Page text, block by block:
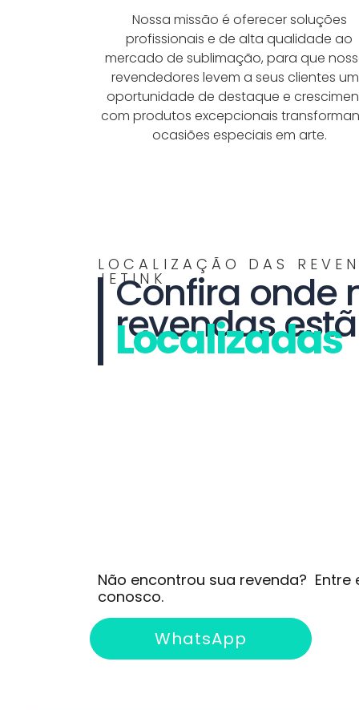
Nossa missão é oferecer soluções
profissionais e de alta qualidade ao
mercado de sublimação, para que
revendedores levem a seus clientes
oportunidade de destaque e
com produtos excepcionais
ocasiões especiais em arte.
LOCALIZAÇÃO DAS
JETINK
Confira onde
revendas
Localizadas
Não encontrou sua revenda? Entre
conosco.
WhatsApp